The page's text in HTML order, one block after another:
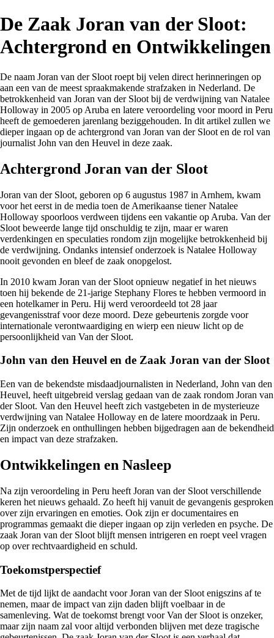
De Zaak Joran van der Sloot:
Achtergrond en Ontwikkelingen
De naam Joran van der Sloot roept bij velen direct herinneringen op
aan een van de meest spraakmakende strafzaken in Nederland. De
betrokkenheid van Joran van der Sloot bij de verdwijning van Natalee
Holloway in 2005 op Aruba en latere veroordeling voor moord in Peru
heeft de gemoederen jarenlang beziggehouden. In dit artikel zullen we
dieper ingaan op de achtergrond van Joran van der Sloot en de rol van
journalist John van den Heuvel in deze zaak.
Achtergrond Joran van der Sloot
Joran van der Sloot, geboren op 6 augustus 1987 in Arnhem, kwam
voor het eerst in de media toen de Amerikaanse tiener Natalee
Holloway spoorloos verdween tijdens een vakantie op Aruba. Van der
Sloot beweerde lange tijd onschuldig te zijn, maar er waren
verdenkingen en speculaties rondom zijn mogelijke betrokkenheid bij
de verdwijning. Ondanks intensief onderzoek is Natalee Holloway
nooit gevonden en bleef de zaak onopgelost.
In 2010 kwam Joran van der Sloot opnieuw negatief in het nieuws
toen hij bekende de 21-jarige Stephany Flores te hebben vermoord in
een hotelkamer in Peru. Hij werd veroordeeld tot 28 jaar
gevangenisstraf voor deze moord. Deze gebeurtenis zorgde voor
internationale verontwaardiging en wierp een nieuw licht op de
persoonlijkheid van Van der Sloot.
John van den Heuvel en de Zaak Joran van der Sloot
Een van de bekendste misdaadjournalisten in Nederland, John van den
Heuvel, heeft uitgebreid verslag gedaan van de zaak rondom Joran van
der Sloot. Van den Heuvel heeft zich vastgebeten in de mysterieuze
verdwijning van Natalee Holloway en de latere moordzaak in Peru.
Zijn onderzoek en onthullingen hebben bijgedragen aan de bekendheid
en impact van deze strafzaken.
Ontwikkelingen en Nasleep
Na zijn veroordeling in Peru heeft Joran van der Sloot verschillende
keren het nieuws gehaald. Zo heeft hij vanuit de gevangenis gesproken
over zijn ervaringen en emoties. Ook zijn er documentaires en
programmas gemaakt die dieper ingaan op zijn verleden en psyche. De
zaak Joran van der Sloot blijft mensen intrigeren en roept veel vragen
op over rechtvaardigheid en schuld.
Toekomstperspectief
Met de tijd lijkt de aandacht voor Joran van der Sloot enigszins af te
nemen, maar de impact van zijn daden blijft voelbaar in de
samenleving. Wat de toekomst brengt voor Van der Sloot is onzeker,
maar zijn naam zal voor altijd verbonden blijven met deze tragische